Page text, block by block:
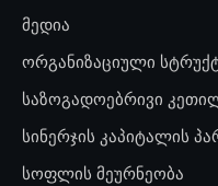
მედია
ორგანიზაციული
საზოგადოებრივი
სინერჯის კაპიტალის
სოფლის მეურნეობა